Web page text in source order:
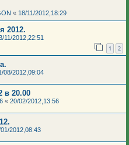
« 18/11/2012,18:29
2012.
11/2012,22:51
1 2
08/2012,09:04
в 20.00
« 20/02/2012,13:56
2012,08:43